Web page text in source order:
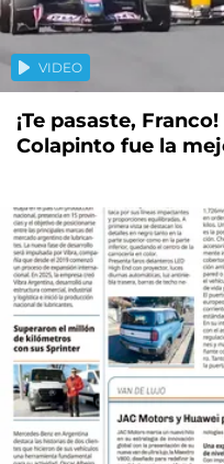
VIDEO
¡Te pasaste,
Colapinto fue la